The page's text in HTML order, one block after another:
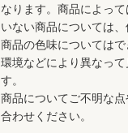
なります。商品によっ
いない商品については
商品の色味については
環境などにより異なっ
す。
商品についてご不明な点
合わせください。